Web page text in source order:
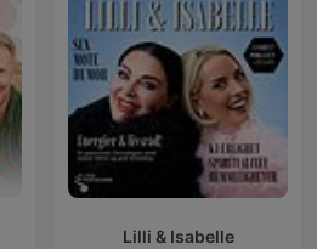
Lilli & Isabelle